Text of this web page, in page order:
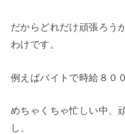
だからどれだけ頑張ろう
わけです。
例えばバイトで時給８０
めちゃくちゃ忙しい中、
し、